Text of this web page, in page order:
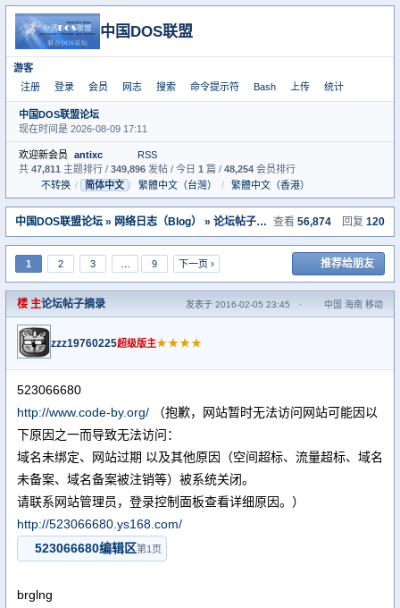
中国DOS联盟
游客
注册
登录 会员 网志 搜索 命令提示符 Bash 上传 统计
中国DOS联盟论坛
现在时间是 2026-08-09 17:11
欢迎新会员 antixc
RSS
共 47,811 主题排行 / 349,896 发帖 / 今日 1 篇 / 48,254 会员排行
不转换 / 简体中文 / 繁體中文（台灣） / 繁體中文（香港）
中国DOS联盟论坛 » 网络日志（Blog） » 论坛帖子摘录 查看 56,874 回复 120
1 2 3 9 下一页 › 推荐给朋友
楼 主论坛帖子摘录 发表于 2016-02-05 23:45 · 中国 海南 移动
zzz19760225超级版主★★★★
523066680
http://www.code-by.org/ （抱歉，网站暂时无法访问网站可能因以
下原因之一而导致无法访问：
域名未绑定、网站过期 以及其他原因（空间超标、流量超标、域名
未备案、域名备案被注销等）被系统关闭。
请联系网站管理员，登录控制面板查看详细原因。）
http://523066680.ys168.com/
523066680编辑区第1页
brglng